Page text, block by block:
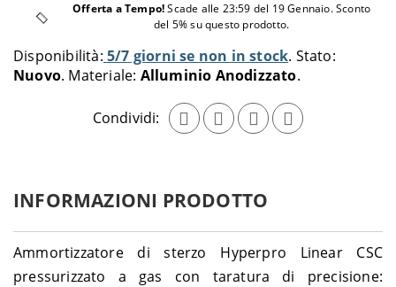
Offerta a Tempo!Scade alle 23:59 del 19 Gennaio. Sconto
del 5% su questo prodotto.
Disponibilità: 5/7 giorni se non in stock Stato:
Nuovo Materiale: Alluminio Anodizzato
Condividi:
carrello
INFORMAZIONI PRODOTTO
Ammortizzatore di sterzo Hyperpro Linear CSC
pressurizzato a gas con taratura di precisione: